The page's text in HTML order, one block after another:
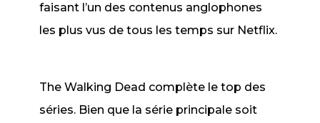
faisant l’un des contenus anglophones
les plus vus de tous les temps sur Netflix.
The Walking Dead complète le top des
séries. Bien que la série principale soit